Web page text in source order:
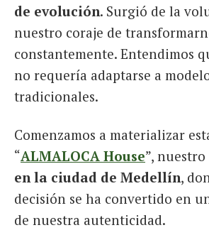
de evolución. Surgió de la
nuestro coraje de
constantemente. Entendimos
no requería adaptarse a
tradicionales.
Comenzamos a materializar
“ALMALOCA House”, nuestro
en la ciudad de Medellín,
decisión se ha convertido en
de nuestra autenticidad.